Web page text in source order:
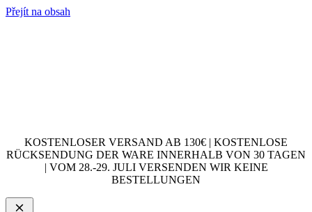
Přejít na obsah
KOSTENLOSER VERSAND AB 130€ | KOSTENLOSE
RÜCKSENDUNG DER WARE INNERHALB VON 30 TAGEN
| VOM 28.-29. JULI VERSENDEN WIR KEINE
BESTELLUNGEN